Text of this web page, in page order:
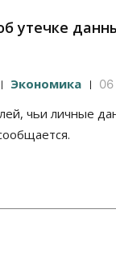
утечке
Экономика
чьи личные